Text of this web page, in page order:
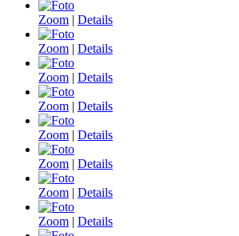
Zoom | Details
Zoom | Details
Zoom | Details
Zoom | Details
Zoom | Details
Zoom | Details
Zoom | Details
Zoom | Details